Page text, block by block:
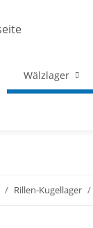
Wälzlager
Rillen-Kugellager